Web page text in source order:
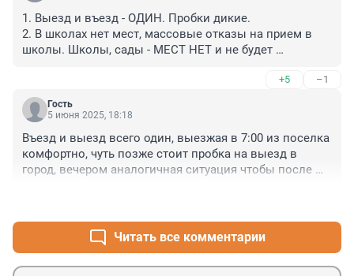
1. Выезд и въезд - ОДИН. Пробки дикие.
2. В школах нет мест, массовые отказы на прием в
школы. Школы, сады - МЕСТ НЕТ и не будет
+5 –1
Гость
5 июня 2025, 18:18
Въезд и выезд всего один, выезжая в 7:00 из поселка
комфортно, чуть позже стоит пробка на выезд в
город, вечером аналогичная ситуация чтобы после
метро Ветеранов, всегда переполнены и направляясь
к метро объезжают одна район солнечного города ,
вторая поселок Победу и Таллинского шоссе, по
Читать все комментарии